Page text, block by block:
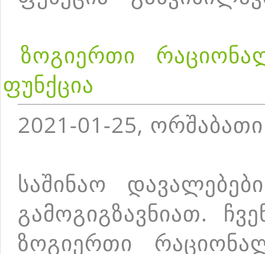
ზოგიერთი
ფუნქცია
2021-01-25, ორშაბათი
საშინაო
გამოგიგზავნიათ.
ზოგიერთი